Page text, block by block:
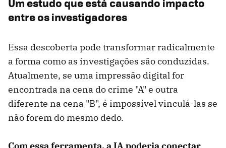
entre os investigadores
Essa descoberta pode transformar radicalmente
a forma como as investigações são conduzidas.
Atualmente, se uma impressão digital for
encontrada na cena do crime "A" e outra
diferente na cena "B", é impossível vinculá-las se
não forem do mesmo dedo.